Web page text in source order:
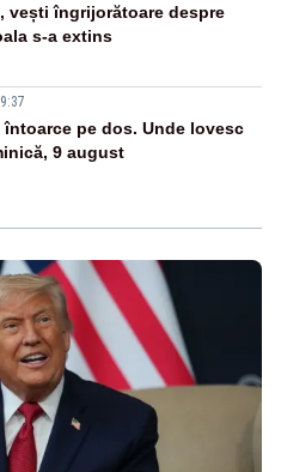
vești îngrijorătoare despre
s-a extins
întoarce pe dos. Unde lovesc
9 august